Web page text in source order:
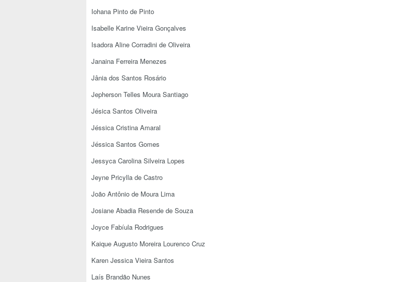
Iohana Pinto de Pinto
Isabelle Karine Vieira Gonçalves
Isadora Aline Corradini de Oliveira
Janaina Ferreira Menezes
Jânia dos Santos Rosário
Jepherson Telles Moura Santiago
Jésica Santos Oliveira
Jéssica Cristina Amaral
Jéssica Santos Gomes
Jessyca Carolina Silveira Lopes
Jeyne Pricylla de Castro
João Antônio de Moura Lima
Josiane Abadia Resende de Souza
Joyce Fabíula Rodrigues
Kaique Augusto Moreira Lourenco Cruz
Karen Jessica Vieira Santos
Laís Brandão Nunes